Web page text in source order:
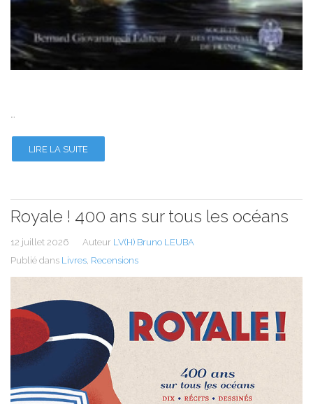
LIRE LA SUITE
Royale ! 400 ans sur tous les océans
12 juillet 2026 Auteur LV(H) Bruno LEUBA
Publié dans Livres Recensions